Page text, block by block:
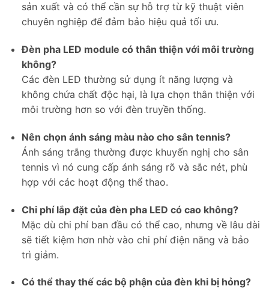
Skip
content
sản xuất và có thể cần sự hỗ trợ từ kỹ thuật viên
chuyên nghiệp để đảm bảo hiệu quả tối ưu.
Đèn pha LED module có thân thiện với môi trường
không?
Các đèn LED thường sử dụng ít năng lượng và
không chứa chất độc hại, là lựa chọn thân thiện với
môi trường hơn so với đèn truyền thống.
Nên chọn ánh sáng màu nào cho sân tennis?
Ánh sáng trắng thường được khuyến nghị cho sân
tennis vì nó cung cấp ánh sáng rõ và sắc nét, phù
hợp với các hoạt động thể thao.
Chi phí lắp đặt của đèn pha LED có cao không?
Mặc dù chi phí ban đầu có thể cao, nhưng về lâu dài
sẽ tiết kiệm hơn nhờ vào chi phí điện năng và bảo
trì giảm.
Có thể thay thế các bộ phận của đèn khi bị hỏng?